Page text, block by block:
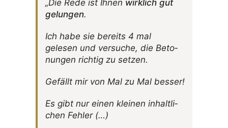
„Die Rede ist Ihnen wirk­lich gut
gelungen.
Ich habe sie bereits 4 mal
gelesen und versuche, die Beto­
nungen richtig zu setzen.
Gefällt mir von Mal zu Mal besser!
Es gibt nur einen kleinen inhalt­li­
chen Fehler (…)